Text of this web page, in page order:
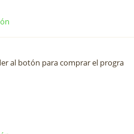
al botón para comprar el progra